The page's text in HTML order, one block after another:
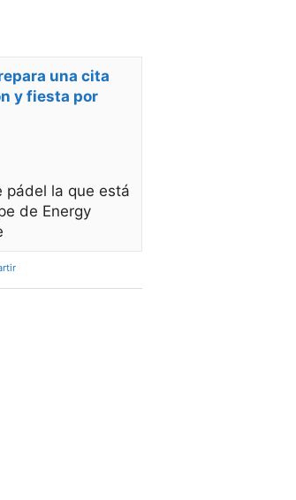
una cita
y fiesta por
pádel la que está
de Energy